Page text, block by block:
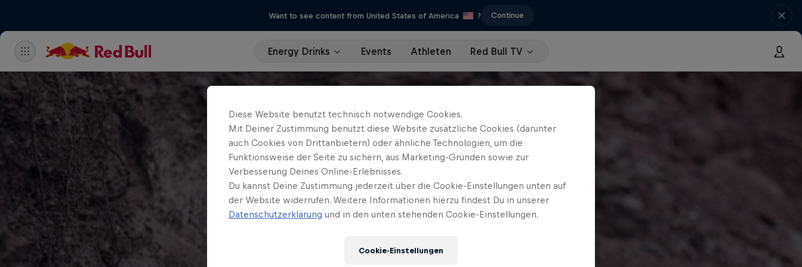
Want to see content from United States of America ? Continue
Energy Drinks Events Athleten Red Bull TV
Diese Website benutzt technisch notwendige Cookies.
Mit Deiner Zustimmung benutzt diese Website zusätzliche Cookies (darunter
auch Cookies von Drittanbietern) oder ähnliche Technologien, um die
Funktionsweise der Seite zu sichern, aus Marketing-Gründen sowie zur
Verbesserung Deines Online-Erlebnisses.
Du kannst Deine Zustimmung jederzeit über die Cookie-Einstellungen unten auf
der Website widerrufen. Weitere Informationen hierzu findest Du in unserer
Datenschutzerklärung und in den unten stehenden Cookie-Einstellungen.
Cookie-Einstellungen